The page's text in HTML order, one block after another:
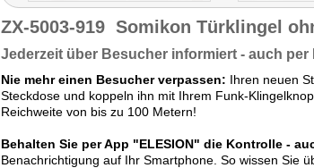
ZX-5003-919 Somikon Türklingel
Jederzeit über Besucher informiert - auch
Nie mehr einen Besucher verpassen: Ihren neuen
Steckdose und koppeln ihn mit Ihrem Funk-
Reichweite von bis zu 100 Metern!
Behalten Sie per App "ELESION" die Kontrolle -
Benachrichtigung auf Ihr Smartphone. So wissen Sie